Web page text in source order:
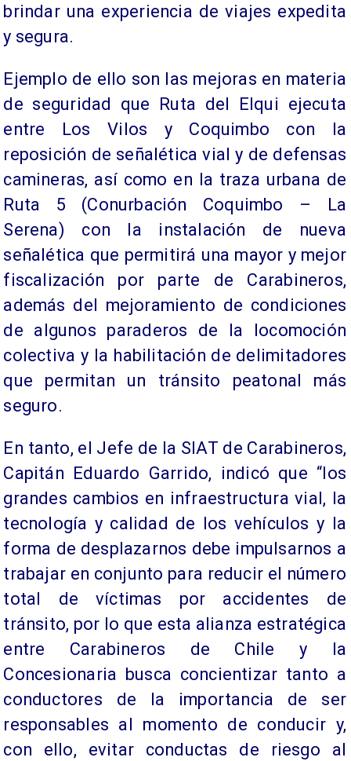
brindar una experiencia de viajes expedita
y segura.
Ejemplo de ello son las mejoras en materia
de seguridad que Ruta del Elqui ejecuta
entre Los Vilos y Coquimbo con la
reposición de señalética vial y de defensas
camineras, así como en la traza urbana de
Ruta 5 (Conurbación Coquimbo – La
Serena) con la instalación de nueva
señalética que permitirá una mayor y mejor
fiscalización por parte de Carabineros,
además del mejoramiento de condiciones
de algunos paraderos de la locomoción
colectiva y la habilitación de delimitadores
que permitan un tránsito peatonal más
seguro.
En tanto, el Jefe de la SIAT de Carabineros,
Capitán Eduardo Garrido, indicó que “los
grandes cambios en infraestructura vial, la
tecnología y calidad de los vehículos y la
forma de desplazarnos debe impulsarnos a
trabajar en conjunto para reducir el número
total de víctimas por accidentes de
tránsito, por lo que esta alianza estratégica
entre Carabineros de Chile y la
Concesionaria busca concientizar tanto a
conductores de la importancia de ser
responsables al momento de conducir y,
con ello, evitar conductas de riesgo al